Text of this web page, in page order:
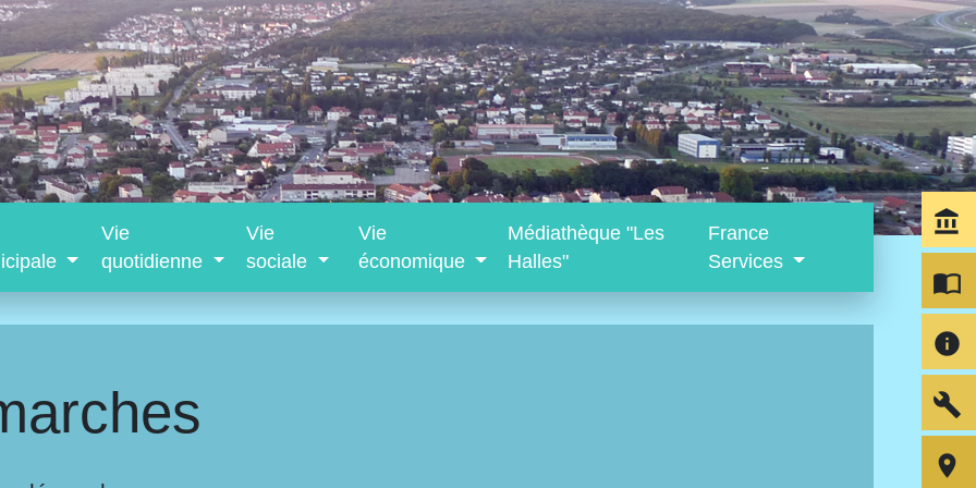
Vie
quotidienne
Vie
sociale
Vie
économique
Médiathèque "Les
Halles"
France
Services
account_balance
import_contacts
info
build
room